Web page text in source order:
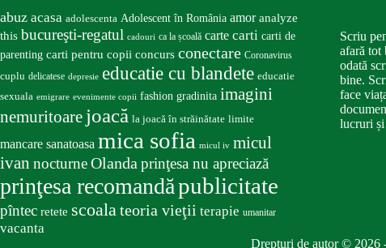
abuz acasa adolescenta Adolescent în România amor analyze
this bucureşti-regatul cadouri ca la școală carte carti carti de
parenting carti pentru copii concurs conectare Coronavirus
cuplu delicatese depresie educatie cu blandete educatie
sexuala emigrare evenimente copii fashion gradinita imagini
nemuritoare joacă la joacă în străinătate limite
mancare sanatoasa mica sofia micul iv micul
ivan nocturneOlanda prinţesa nu apreciază
prinţesa recomandăpublicitate
pîntec retete scoalateoria vieţii terapie umanitar
vacanta
Scriu
afară tot
odată
bine.
face
lucruri și
Drepturi de autor © 2026